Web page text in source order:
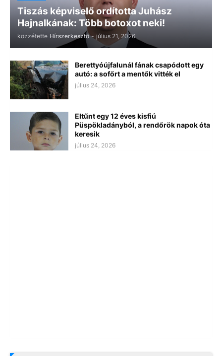
Tiszás képviselő ordította Juhász
Hajnalkának: Több botoxot neki!
közzétette Hírszerkesztő - július 21, 2026
Berettyóújfalunál fának csapódott egy
autó: a sofőrt a mentők vitték el
július 24, 2026
Eltűnt egy 12 éves kisfiú
Püspökladányból, a rendőrök napok óta
keresik
július 24, 2026